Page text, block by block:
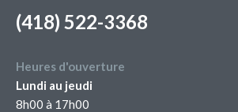
(418) 522-3368
Heures d'ouverture
Lundi au jeudi
8h00 à 17h00